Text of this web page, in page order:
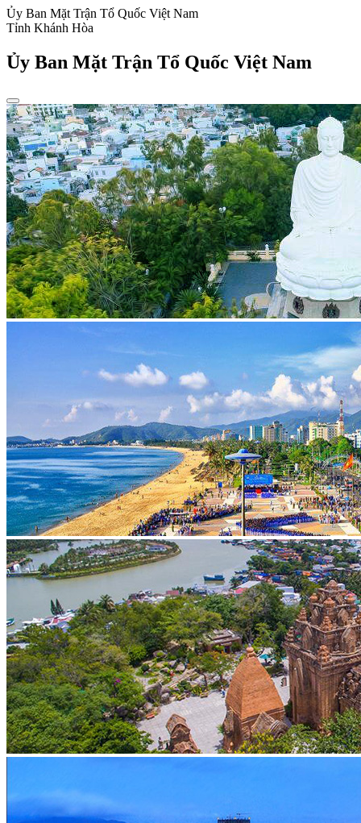
Ủy Ban Mặt Trận Tổ Quốc Việt Nam
Tỉnh Khánh Hòa
Ủy Ban Mặt Trận Tổ Quốc Việt Nam